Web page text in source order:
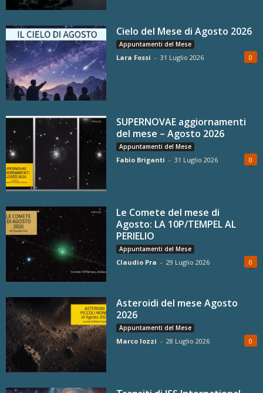
Cielo del Mese di Agosto 2026
Appuntamenti del Mese
Lara Fossi - 31 Luglio 2026 0
SUPERNOVAE aggiornamenti
del mese – Agosto 2026
Appuntamenti del Mese
Fabio Briganti - 31 Luglio 2026 0
Le Comete del mese di
Agosto: LA 10P/TEMPEL AL
PERIELIO
Appuntamenti del Mese
Claudio Pra - 29 Luglio 2026 0
Asteroidi del mese Agosto
2026
Appuntamenti del Mese
Marco Iozzi - 28 Luglio 2026 0